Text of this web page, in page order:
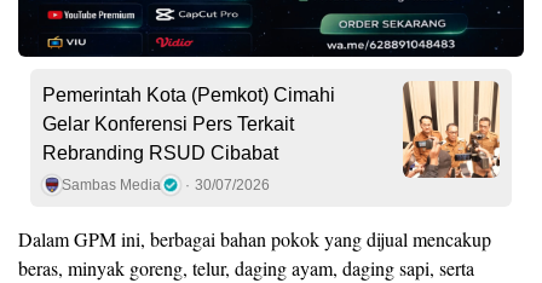
Pemerintah Kota (Pemkot) Cimahi
Gelar Konferensi Pers Terkait
Rebranding RSUD Cibabat
Sambas Media 30/07/2026
Dalam GPM ini, berbagai bahan pokok yang dijual mencakup
beras, minyak goreng, telur, daging ayam, daging sapi, serta